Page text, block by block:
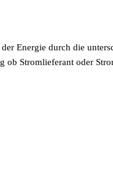
Energie durch die
Stromlieferant oder